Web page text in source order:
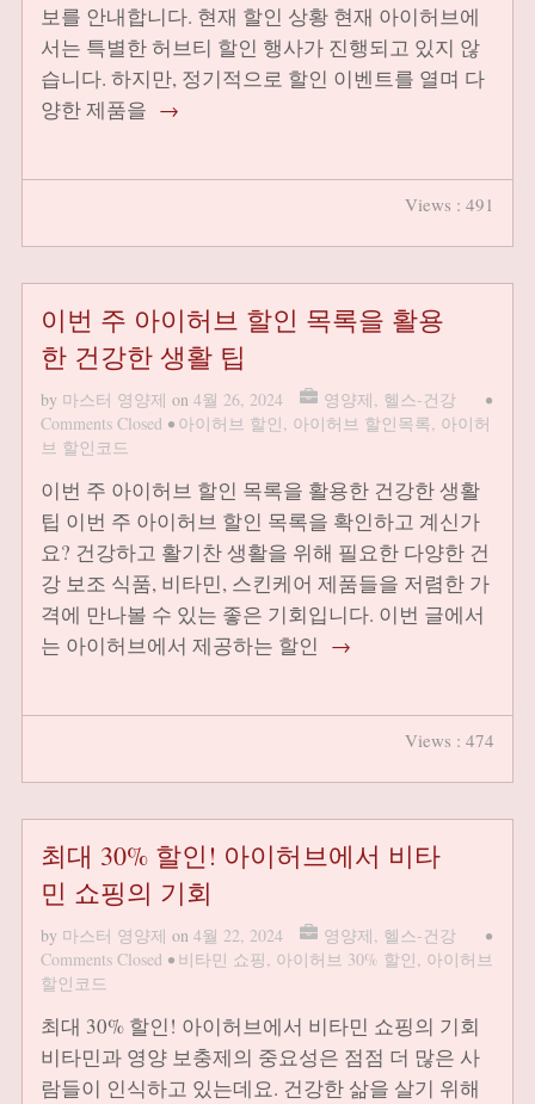
보를 안내합니다. 현재 할인 상황 현재 아이허브에
서는 특별한 허브티 할인 행사가 진행되고 있지 않
습니다. 하지만, 정기적으로 할인 이벤트를 열며 다
양한 제품을 →
Views : 491
이번 주 아이허브 할인 목록을 활용
한 건강한 생활 팁
by 마스터 영양제 on 4월 26, 2024 영양제, 헬스-건강
•
Comments Closed • 아이허브 할인, 아이허브 할인목록, 아이허
브 할인코드
이번 주 아이허브 할인 목록을 활용한 건강한 생활
팁 이번 주 아이허브 할인 목록을 확인하고 계신가
요? 건강하고 활기찬 생활을 위해 필요한 다양한 건
강 보조 식품, 비타민, 스킨케어 제품들을 저렴한 가
격에 만나볼 수 있는 좋은 기회입니다. 이번 글에서
는 아이허브에서 제공하는 할인 →
Views : 474
최대 30% 할인! 아이허브에서 비타
민 쇼핑의 기회
by 마스터 영양제 on 4월 22, 2024 영양제, 헬스-건강
•
Comments Closed • 비타민 쇼핑, 아이허브 30% 할인, 아이허브
할인코드
최대 30% 할인! 아이허브에서 비타민 쇼핑의 기회
비타민과 영양 보충제의 중요성은 점점 더 많은 사
람들이 인식하고 있는데요. 건강한 삶을 살기 위해